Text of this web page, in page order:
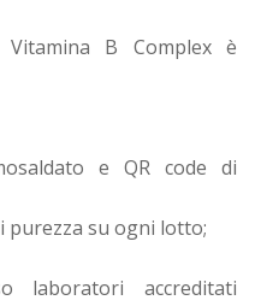
Vitamina B Complex è
e QR code di
purezza su ogni lotto;
laboratori accreditati